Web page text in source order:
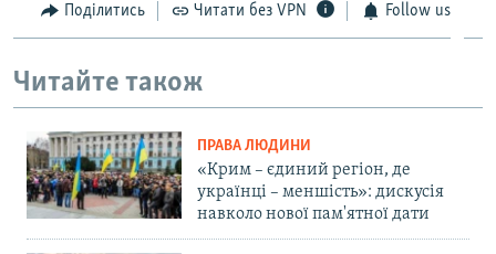
Поділитись Читати без VPN Follow us
Читайте також
ПРАВА ЛЮДИНИ
«Крим – єдиний регіон, де
українці – меншість»: дискусія
навколо нової пам'ятної дати